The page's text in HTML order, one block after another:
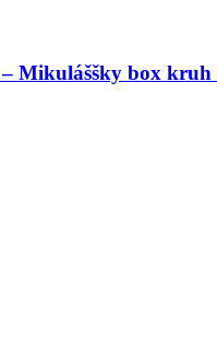
Mikuláššky box kruh